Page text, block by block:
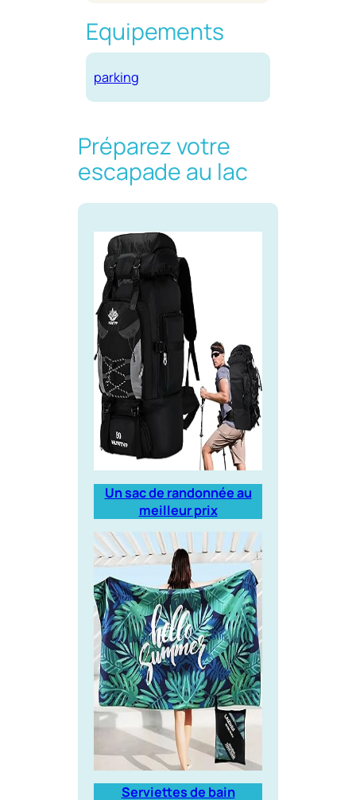
Equipements
parking
Préparez votre
escapade au lac
Un sac de randonnée au
meilleur prix
Serviettes de bain